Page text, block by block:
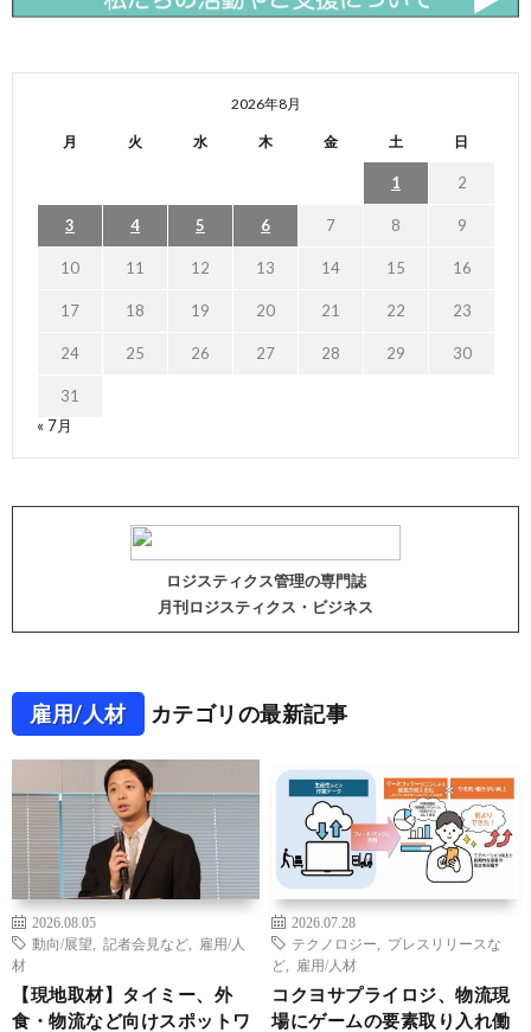
2026年8月
月 火 水 木 金 土 日
1 2
3 4 5 6 7 8 9
10 11 12 13 14 15 16
17 18 19 20 21 22 23
24 25 26 27 28 29 30
31
« 7月
ロジスティクス管理の専門誌
月刊ロジスティクス・ビジネス
雇用/人材 カテゴリの最新記事
2026.08.05
動向/展望
記者会見など
雇用/人
材
【現地取材】タイミー、外
食・物流など向けスポットワ
2026.07.28
テクノロジー
プレスリリースな
ど
雇用/人材
コクヨサプライロジ、物流現
場にゲームの要素取り入れ働